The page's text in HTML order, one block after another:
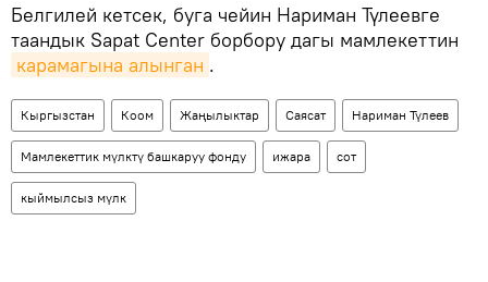
Белгилей кетсек, буга чейин Нариман Түлеевге
таандык Sapat Center борбору дагы мамлекеттин
карамагына алынган .
Кыргызстан Коом Жаңылыктар Саясат Нариман Түлеев
Мамлекеттик мүлктү башкаруу фонду ижара сот
кыймылсыз мүлк